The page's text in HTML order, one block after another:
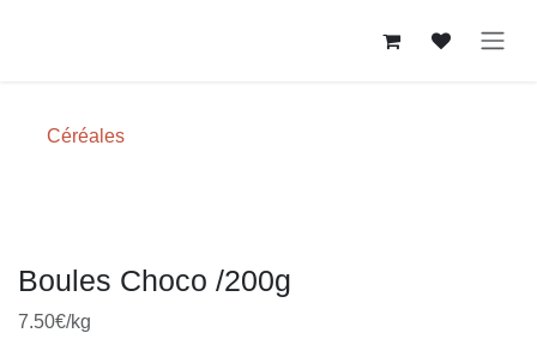
Céréales
Boules Choco /200g
7.50€/kg